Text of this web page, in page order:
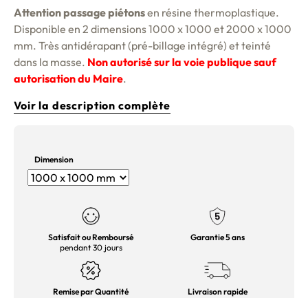
Attention passage piétonsen résine thermoplastique.
Disponible en 2 dimensions 1000 x 1000 et 2000 x 1000
mm. Très antidérapant (pré-billage intégré) et teinté
dans la masse. Non autorisé sur la voie publique sauf
autorisation du Maire.
Voir la description complète
Dimension
Satisfait ou Remboursé
pendant 30 jours
Garantie 5 ans
Remise par Quantité Livraison rapide